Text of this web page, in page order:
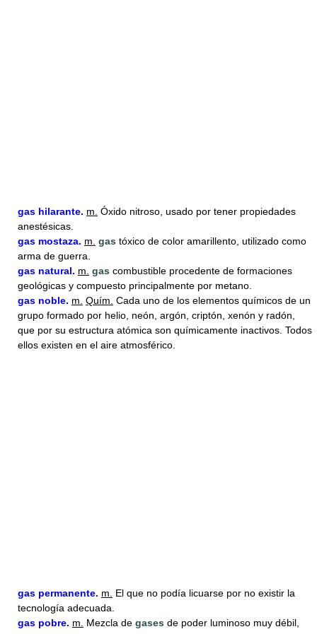
gas hilarante. m. Óxido nitroso, usado por tener propiedades
anestésicas.
gas mostaza. m. gas tóxico de color amarillento, utilizado como
arma de guerra.
gas natural. m. gas combustible procedente de formaciones
geológicas y compuesto principalmente por metano.
gas noble. m. Quím. Cada uno de los elementos químicos de un
grupo formado por helio, neón, argón, criptón, xenón y radón,
que por su estructura atómica son químicamente inactivos. Todos
ellos existen en el aire atmosférico.
gas permanente. m.
El que no podía licuarse por no existir la
tecnología adecuada.
gas pobre. m. Mezcla de gases de poder luminoso muy débil,